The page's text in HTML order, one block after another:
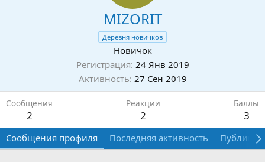
MIZORIT
Деревня новичков
Новичок
Регистрация 24 Янв 2019
Активность 27 Сен 2019
Сообщения
2
Реакции
2
Баллы
3
Сообщения профиля Последняя активность